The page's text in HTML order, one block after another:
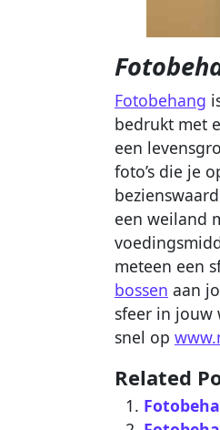
Fotobehang
bedrukt met
een
foto’s die je
een weiland
meteen een
bossen aan
sfeer in jouw
snel op
Related